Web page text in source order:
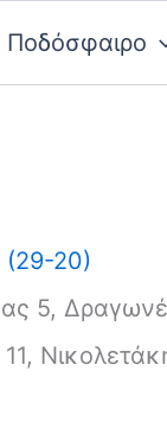
Ποδόσφαιρο
20)
5,